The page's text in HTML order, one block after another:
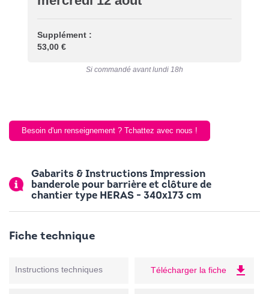
Supplément :
53,00 €
Si commandé avant lundi 18h
Besoin d'un renseignement ? Tchattez avec nous !
Gabarits & Instructions Impression
banderole pour barrière et clôture de
chantier type HERAS - 340x173 cm
Fiche technique
Instructions techniques Télécharger la fiche file_download